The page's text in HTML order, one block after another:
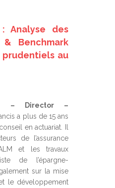
Analyse des
& Benchmark
au
– Director –
a plus de 15 ans
en actuariat. Il
de l’assurance
et les travaux
de l’épargne-
sur la mise
le développement